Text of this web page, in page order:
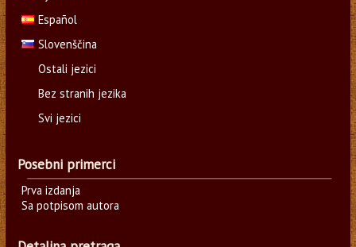
Español
Slovenščina
Ostali jezici
Bez stranih jezika
Svi jezici
Posebni primerci
Prva izdanja
Sa potpisom autora